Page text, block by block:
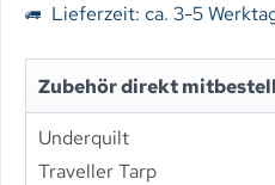
Lieferzeit: ca. 3-5
Zubehör direkt
Underquilt
Traveller Tarp